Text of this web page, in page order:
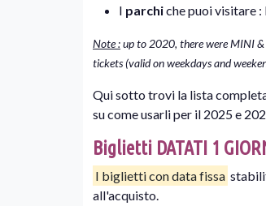
I parchiche puoi visitare
Note :up to 2020, there were MINI &
tickets (valid on weekdays and
Qui sotto trovi la lista
su come usarli per il 2025 e
Biglietti DATATI 1
I biglietti con data fissa
all'acquisto.